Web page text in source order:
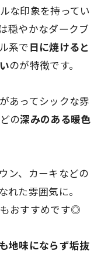
な印象を持ってい
穏やかなダークブ
系で日に焼けると
のが特徴です。
あってシックな雰
の深みのある暖色
ン、カーキなどの
れた雰囲気に。
おすすめです◎
地味にならず垢抜